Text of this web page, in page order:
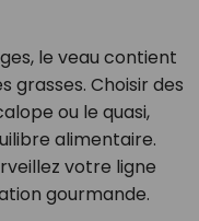
le veau contient
grasses. Choisir des
ou le quasi,
alimentaire.
votre ligne
gourmande.